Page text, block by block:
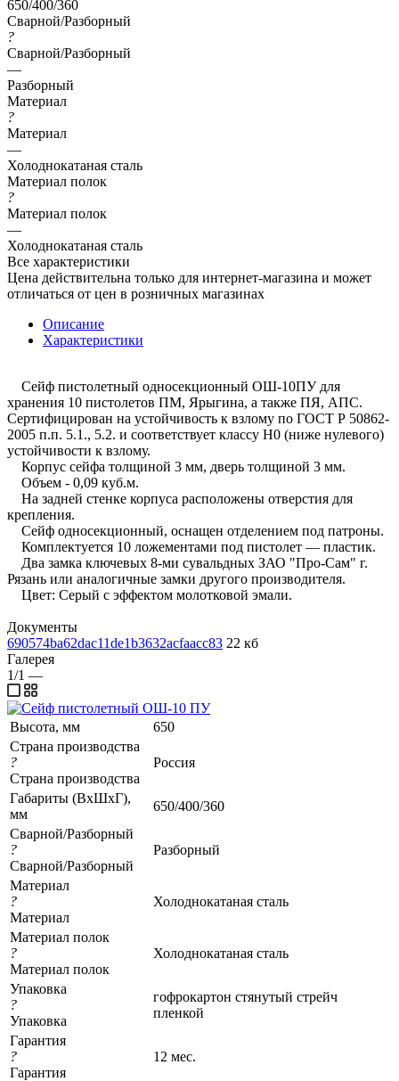
650/400/360
Сварной/Разборный
?
Сварной/Разборный
—
Разборный
Материал
?
Материал
—
Холоднокатаная сталь
Материал полок
?
Материал полок
—
Холоднокатаная сталь
Все характеристики
Цена действительна только для интернет-магазина и может
отличаться от цен в розничных магазинах
Описание
Характеристики
Сейф пистолетный односекционный ОШ-10ПУ для
хранения 10 пистолетов ПМ, Ярыгина, а также ПЯ, АПС.
Сертифицирован на устойчивость к взлому по ГОСТ Р 50862-
2005 п.п. 5.1., 5.2. и соответствует классу Н0 (ниже нулевого)
устойчивости к взлому.
Корпус сейфа толщиной 3 мм, дверь толщиной 3 мм.
Объем - 0,09 куб.м.
На задней стенке корпуса расположены отверстия для
крепления.
Сейф односекционный, оснащен отделением под патроны.
Комплектуется 10 ложементами под пистолет — пластик.
Два замка ключевых 8-ми сувальдных ЗАО "Про-Сам" г.
Рязань или аналогичные замки другого производителя.
Цвет: Серый с эффектом молотковой эмали.
Документы
690574ba62dac11de1b3632acfaacc83 22 кб
Галерея
1/1 —
Высота, мм
650
Страна производства
?
Страна производства
Россия
Габариты (ВхШхГ),
мм
650/400/360
Сварной/Разборный
?
Сварной/Разборный
Разборный
Материал
?
Материал
Холоднокатаная сталь
Материал полок
?
Материал полок
Холоднокатаная сталь
Упаковка
?
Упаковка
гофрокартон стянутый стрейч
пленкой
Гарантия
?
Гарантия
12 мес.